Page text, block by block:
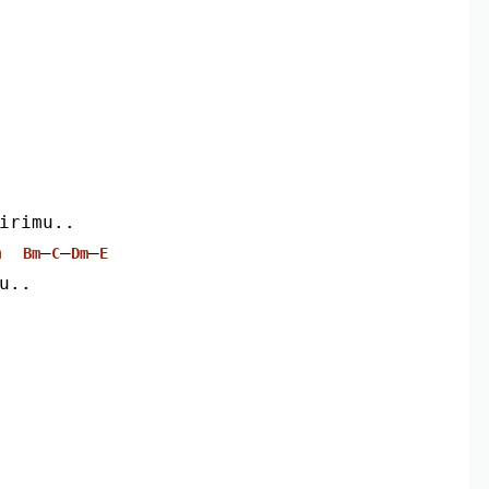
Bm–C–Dm–E